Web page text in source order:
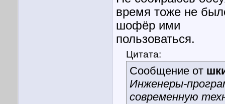
время тоже не
шофёр ими
пользоваться.
Цитата:
Сообщение от
Инженеры-
современную